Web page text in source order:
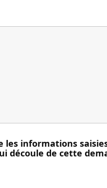
informations
découle de cette